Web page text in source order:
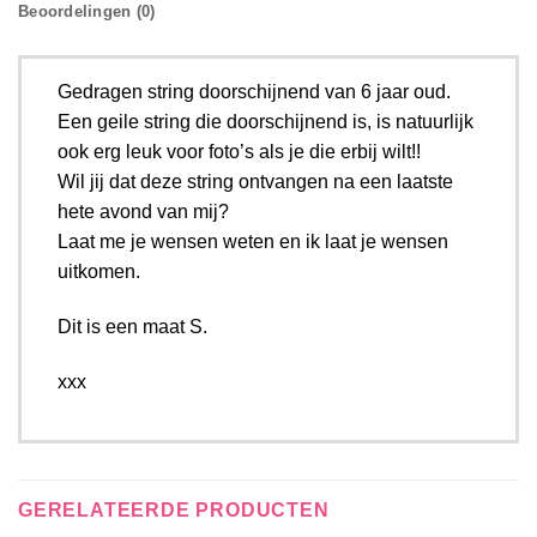
Beoordelingen (0)
Gedragen string doorschijnend van 6 jaar oud.
Een geile string die doorschijnend is, is natuurlijk
ook erg leuk voor foto’s als je die erbij wilt!!
Wil jij dat deze string ontvangen na een laatste
hete avond van mij?
Laat me je wensen weten en ik laat je wensen
uitkomen.
Dit is een maat S.
xxx
GERELATEERDE PRODUCTEN